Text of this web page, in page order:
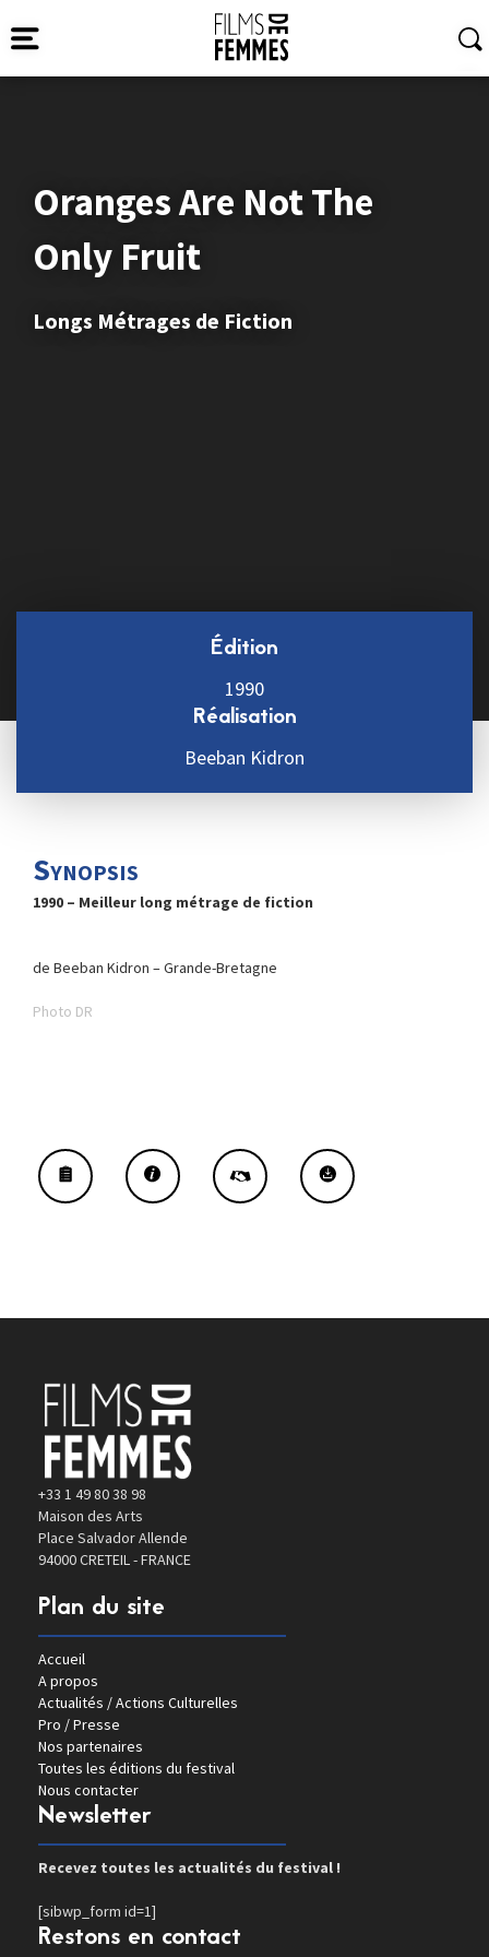
Oranges Are Not The
Only Fruit
Longs Métrages de Fiction
Édition
1990
Réalisation
Beeban Kidron
Synopsis
1990 – Meilleur long métrage de fiction
de Beeban Kidron – Grande-Bretagne
Photo DR
+33 1 49 80 38 98
Maison des Arts
Place Salvador Allende
94000 CRETEIL - FRANCE
Plan du site
Accueil
A propos
Actualités / Actions Culturelles
Pro / Presse
Nos partenaires
Toutes les éditions du festival
Nous contacter
Newsletter
Recevez toutes les actualités du festival !
[sibwp_form id=1]
Restons en contact